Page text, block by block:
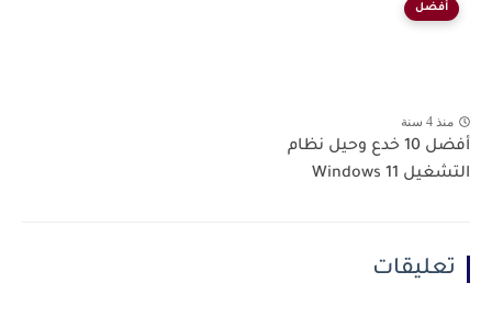
أفضل
منذ 4 سنة
أفضل 10 خدع وحيل نظام
التشغيل Windows 11
تعليقات